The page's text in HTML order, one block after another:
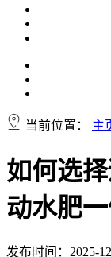
当前位置： 主
如何选
动水肥
发布时间：2025-